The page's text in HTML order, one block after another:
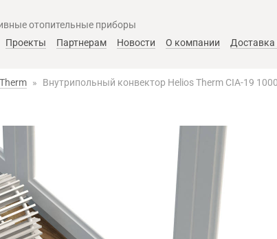
отопительные приборы
Проекты Партнерам Новости О компании Доставка
» Внутрипольный конвектор Helios Therm CIA-19